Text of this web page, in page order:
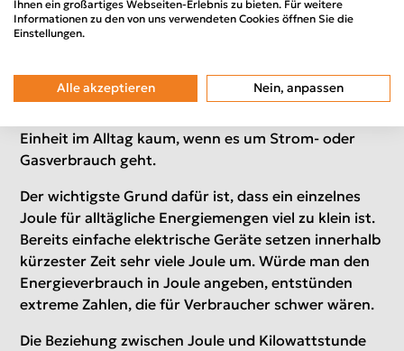
Warum nutzt man nicht Joule?
Einheit Joule (J) gemessen. DasJouleist die
offizielle wissenschaftliche Einheit für Energie,
Einheit im Alltag kaum, wenn es um Strom- oder
Gasverbrauch geht.
Der wichtigste Grund dafür ist, dass ein einzelnes
Joule für alltägliche Energiemengen viel zu klein ist.
Bereits einfache elektrische Geräte setzen innerhalb
kürzester Zeit sehr viele Joule um. Würde man den
Energieverbrauch in Joule angeben, entstünden
extreme Zahlen, die für Verbraucher schwer wären.
Die Beziehung zwischen Joule und Kilowattstunde
Ihnen ein großartiges Webseiten-Erlebnis zu bieten. Für weitere
Informationen zu den von uns verwendeten Cookies öffnen Sie die
Einstellungen.
Alle akzeptieren Nein, anpassen